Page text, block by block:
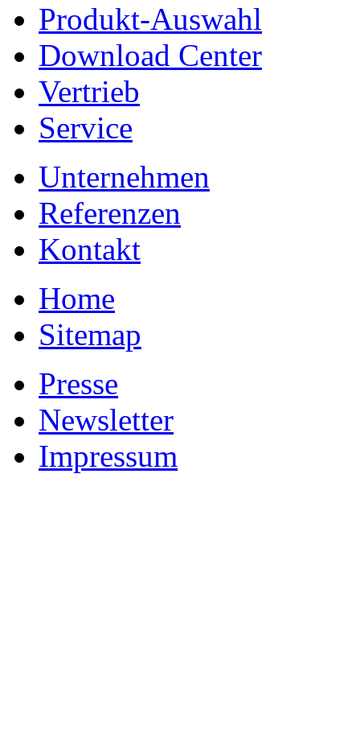
Produkt-Auswahl
Download Center
Vertrieb
Service
Unternehmen
Referenzen
Kontakt
Home
Sitemap
Presse
Newsletter
Impressum